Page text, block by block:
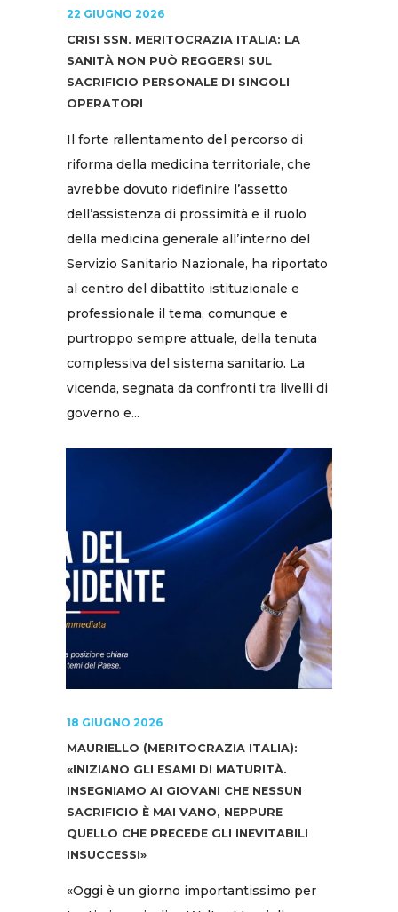
22 GIUGNO 2026
CRISI SSN. MERITOCRAZIA ITALIA: LA
SANITÀ NON PUÒ REGGERSI SUL
SACRIFICIO PERSONALE DI SINGOLI
OPERATORI
Il forte rallentamento del percorso di
riforma della medicina territoriale, che
avrebbe dovuto ridefinire l’assetto
dell’assistenza di prossimità e il ruolo
della medicina generale all’interno del
Servizio Sanitario Nazionale, ha riportato
al centro del dibattito istituzionale e
professionale il tema, comunque e
purtroppo sempre attuale, della tenuta
complessiva del sistema sanitario. La
vicenda, segnata da confronti tra livelli di
governo e...
18 GIUGNO 2026
MAURIELLO (MERITOCRAZIA ITALIA):
«INIZIANO GLI ESAMI DI MATURITÀ.
INSEGNIAMO AI GIOVANI CHE NESSUN
SACRIFICIO È MAI VANO, NEPPURE
QUELLO CHE PRECEDE GLI INEVITABILI
INSUCCESSI»
«Oggi è un giorno importantissimo per